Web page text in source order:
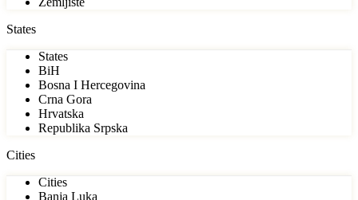
States
States
BiH
Bosna I Hercegovina
Crna Gora
Hrvatska
Republika Srpska
Cities
Cities
Banja Luka